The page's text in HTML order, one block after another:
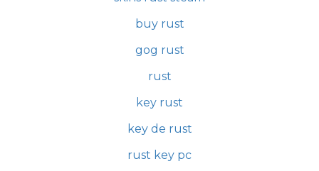
buy rust
gog rust
rust
key rust
key de rust
rust key pc